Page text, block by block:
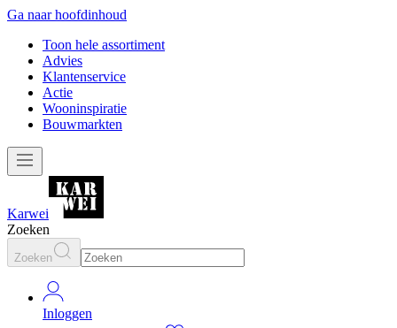
Ga naar hoofdinhoud
Toon hele assortiment
Advies
Klantenservice
Actie
Wooninspiratie
Bouwmarkten
Karwei
Zoeken
Zoeken
Inloggen